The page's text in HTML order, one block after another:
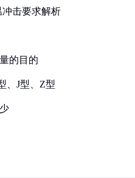
冲击要求解析
的目的
、J型、Z型